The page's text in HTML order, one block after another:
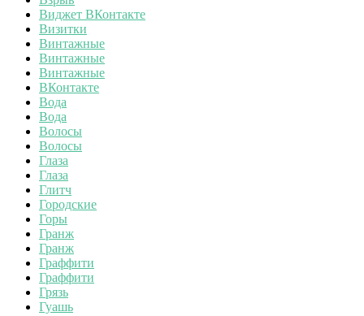
Виджет ВКонтакте
Визитки
Винтажные
Винтажные
Винтажные
ВКонтакте
Вода
Вода
Волосы
Волосы
Глаза
Глаза
Глитч
Городские
Горы
Гранж
Гранж
Граффити
Граффити
Грязь
Гуашь